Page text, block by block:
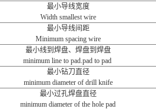
最小导线宽度
Width smallest wire
最小导线间距
Minimum spacing wire
最小线到焊盘、焊盘到焊盘
minimum line to pad.pad to pad
最小钻刀直径
minimum diameter of drill knife
最小过孔焊盘直径
minimum diameter of the hole pad